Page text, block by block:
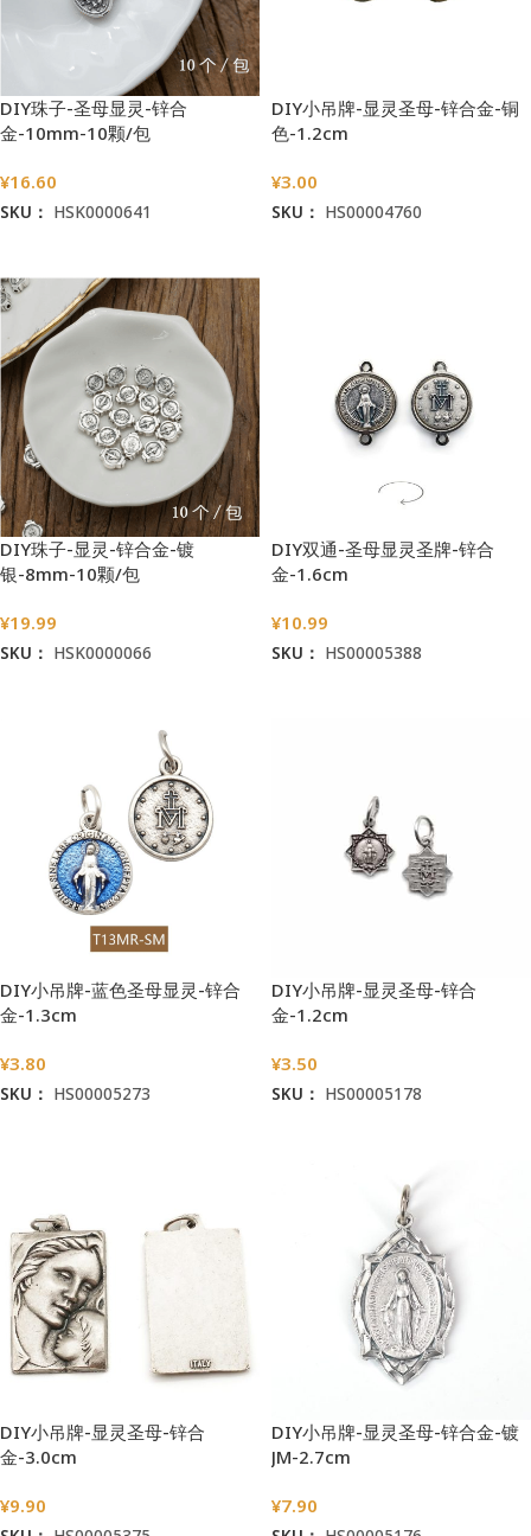
DIY珠子-圣母显灵-锌合
金-10mm-10颗/包
¥16.60
SKU： HSK0000641
DIY小吊牌-显灵圣母-锌合金-铜
色-1.2cm
¥3.00
SKU： HS00004760
DIY珠子-显灵-锌合金-镀
银-8mm-10颗/包
¥19.99
SKU： HSK0000066
DIY双通-圣母显灵圣牌-锌合
金-1.6cm
¥10.99
SKU： HS00005388
DIY小吊牌-蓝色圣母显灵-锌合
金-1.3cm
¥3.80
SKU： HS00005273
DIY小吊牌-显灵圣母-锌合
金-1.2cm
¥3.50
SKU： HS00005178
DIY小吊牌-显灵圣母-锌合
金-3.0cm
¥9.90
DIY小吊牌-显灵圣母-锌合金-镀
JM-2.7cm
¥7.90